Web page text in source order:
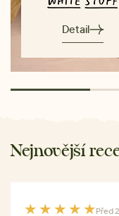
Detail
Nejnovější
Před